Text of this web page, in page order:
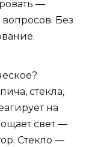
—
вопросов. Без
стекла,
на
свет —
Стекло —